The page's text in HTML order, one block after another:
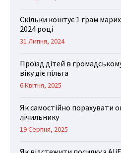
Скільки коштує 1 грам
2024 році
31 Липня, 2024
Проїзд дітей в
віку діє пільга
6 Квітня, 2025
Як самостійно порахувати
лічильнику
19 Серпня, 2025